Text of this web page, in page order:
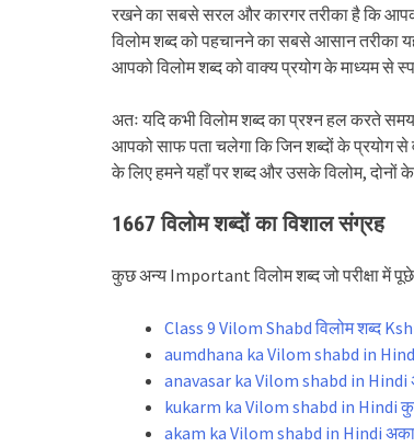
रखने का सबसे सरल और कारगर तरीका है कि
विलोम शब्द को पहचानने का सबसे आसान तरीका
आपको विलोम शब्द को वाक्य प्रयोग के माध्यम से
अतः यदि कभी विलोम शब्द का प्रश्न हल करते
आपको साफ पता चलेगा कि जिन शब्दों के प्रयोग
के लिए हमने यहाँ पर शब्द और उसके विलोम, दोनों के
1667 विलोम शब्दों का विशाल संग्रह
कुछ अन्य Important विलोम शब्द जो परीक्षा में
Class 9 Vilom Shabd विलोम शब्द
aumdhana ka Vilom shabd in
anavasar ka Vilom shabd in Hindi
kukarm ka Vilom shabd in Hindi
akam ka Vilom shabd in Hindi